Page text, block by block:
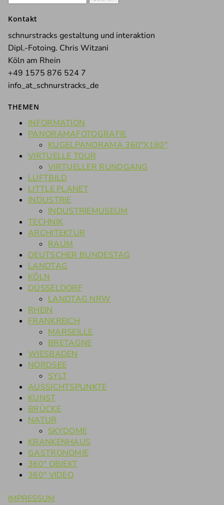
Kontakt
schnurstracks gestaltung und interaktion
Dipl.-Fotoing. Chris Witzani
Köln am Rhein
+49 1575 876 524 7
info_at_schnurstracks_de
THEMEN
INFORMATION
PANORAMAFOTOGRAFIE
KUGELPANORAMA 360°X180°
VIRTUELLE TOUR
VIRTUELLER RUNDGANG
LUFTBILD
LITTLE PLANET
INDUSTRIE
INDUSTRIEMUSEUM
TECHNIK
ARCHITEKTUR
RAUM
DEUTSCHER BUNDESTAG
LANDTAG
KÖLN
DÜSSELDORF
LANDTAG NRW
RHEIN
FRANKREICH
MARSEILLE
BRETAGNE
WIESBADEN
NORDSEE
SYLT
AUSSICHTSPUNKTE
KUNST
BRÜCKE
NATUR
SKYDOME
KRANKENHAUS
GASTRONOMIE
360° OBJEKT
360° VIDEO
IMPRESSUM